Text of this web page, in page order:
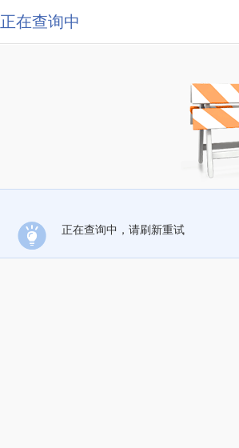
正在查询中
正在查询中，请刷新重试